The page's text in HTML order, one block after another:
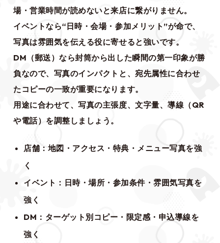
場・営業時間が読めないと来店に繋がりません。
イベントなら“日時・会場・参加メリット”が命で、
写真は雰囲気を伝える役に寄せると強いです。
DM（郵送）なら封筒から出した瞬間の第一印象が勝
負なので、写真のインパクトと、宛先属性に合わせ
たコピーの一致が重要になります。
用途に合わせて、写真の主張度、文字量、導線（QR
や電話）を調整しましょう。
店舗：地図・アクセス・特典・メニュー写真を強
く
イベント：日時・場所・参加条件・雰囲気写真を
強く
DM：ターゲット別コピー・限定感・申込導線を
強く